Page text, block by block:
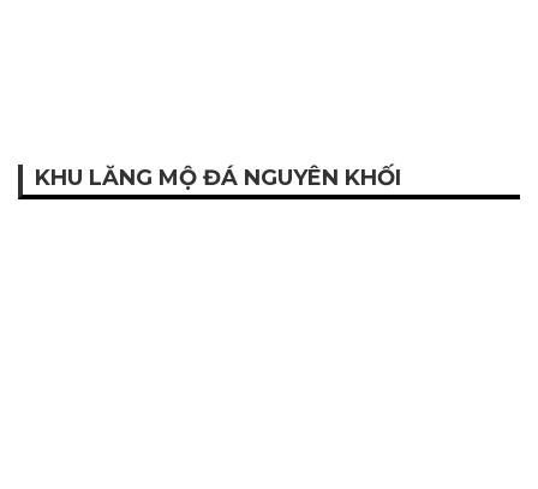
KHU LĂNG MỘ ĐÁ NGUYÊN KHỐI